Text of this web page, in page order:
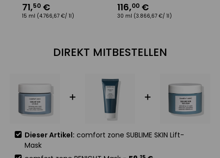
71,50 €
15 ml (4.766,67 €/ 1l)
116,00 €
30 ml (3.866,67 €/ 1l)
DIREKT MITBESTELLEN
Dieser Artikel: comfort zone SUBLIME SKIN Lift-
Mask